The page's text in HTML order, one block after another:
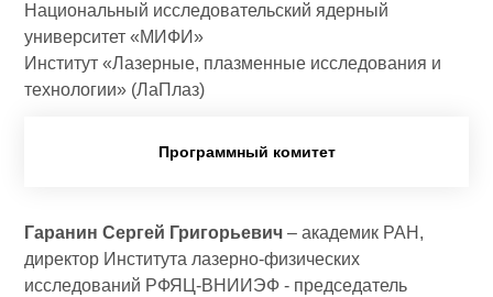
Национальный исследовательский ядерный
университет «МИФИ»
Институт «Лазерные, плазменные исследования и
технологии» (ЛаПлаз)
Программный комитет
Гаранин Сергей Григорьевич – академик РАН,
директор Института лазерно-физических
исследований РФЯЦ-ВНИИЭФ -­ председатель